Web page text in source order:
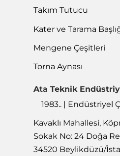
Takım Tutucu
Kater ve Tarama
Mengene Çeşitleri
Torna Aynası
Ata Teknik
1983.. | Endüstriyel
Kavaklı Mahallesi,
Sokak No: 24 Doğa
34520 Beylikdüzü/